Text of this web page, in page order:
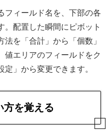
フィールド名を、下部の各
。配置した瞬間にピボット
を「合計」から「個数」
値エリアのフィールドをク
」から変更できます。
方を覚える